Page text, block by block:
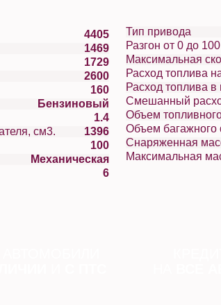
4405
1469
1729
2600
160
Бензиновый
1.4
Рабочий объем двигателя, см3.
1396
100
Механическая
6
Тип привода
Разгон от 0 до
Расход топлива
Расход топлива в
Смешанный